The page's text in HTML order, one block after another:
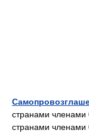
странами
странами